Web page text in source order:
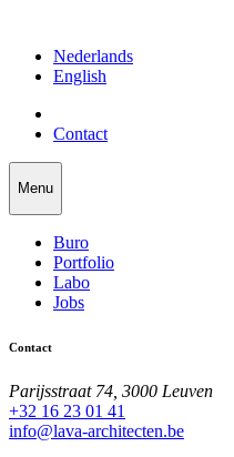
Nederlands
English
Contact
Menu
Buro
Portfolio
Labo
Jobs
Contact
Parijsstraat 74, 3000 Leuven
+32 16 23 01 41
info@lava-architecten.be